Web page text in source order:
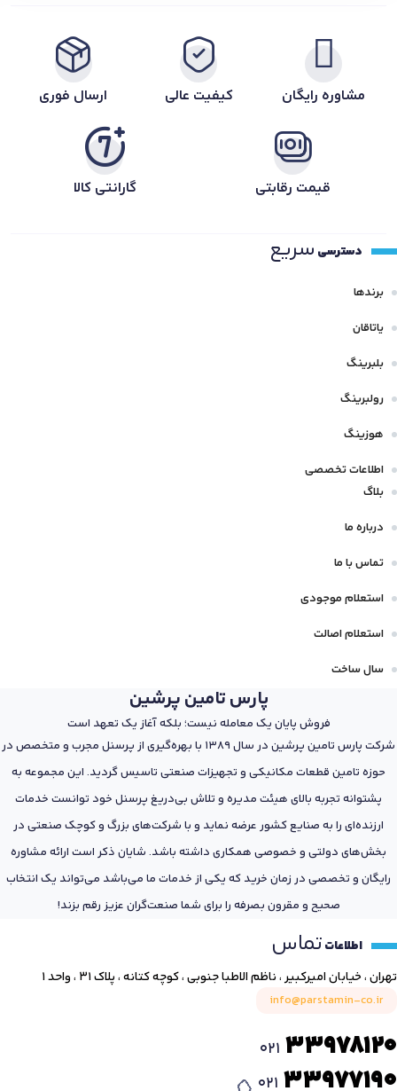
مشاوره رایگان کیفیت عالی ارسال فوری
قیمت رقابتی گارانتی کالا
دسترسی سریع
برندها
یاتاقان
بلبرینگ
رولبرینگ
هوزینگ
اطلاعات تخصصی
بلاگ
درباره ما
تماس با ما
استعلام موجودی
استعلام اصالت
سال ساخت
پارس تامین پرشین
فروش پایان یک معامله نیست؛ بلکه آغاز یک تعهد است
شرکت پارس تامین پرشین در سال 1389 با بهره‌گیری از پرسنل مجرب و متخصص در
حوزه تامین قطعات مکانیکی و تجهیزات صنعتی تاسیس گردید. این مجموعه به
پشتوانه تجربه بالای هیئت مدیره و تلاش بی‌دریغ پرسنل خود توانست خدمات
ارزنده‌ای را به صنایع کشور عرضه نماید و با شرکت‌های بزرگ و کوچک صنعتی در
بخش‌های دولتی و خصوصی همکاری داشته باشد. شایان ذکر است ارائه مشاوره
رایگان و تخصصی در زمان خرید که یکی از خدمات ما می‌باشد می‌تواند یک انتخاب
صحیح و مقرون بصرفه را برای شما صنعت‌گران عزیز رقم بزند!
اطلاعاتتماس
تهران ، خیابان امیرکبیر ، ناظم الاطبا جنوبی ، کوچه کتانه ، پلاک ۳۱ ، واحد ۱
info@parstamin-co.ir
021 33978120
021 33977190